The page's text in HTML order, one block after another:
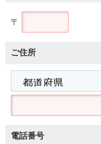
〒
ご住所
電話番号